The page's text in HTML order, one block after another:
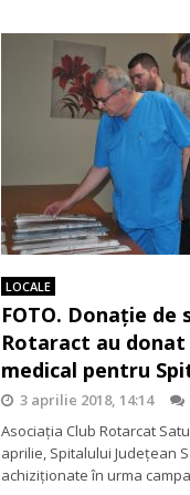
LOCALE
FOTO. Donație de
Rotaract au
medical pentru
3 aprilie 2018, 14:14
Asociația Club Rotarcat
aprilie, Spitalului Județean
achiziționate în urma